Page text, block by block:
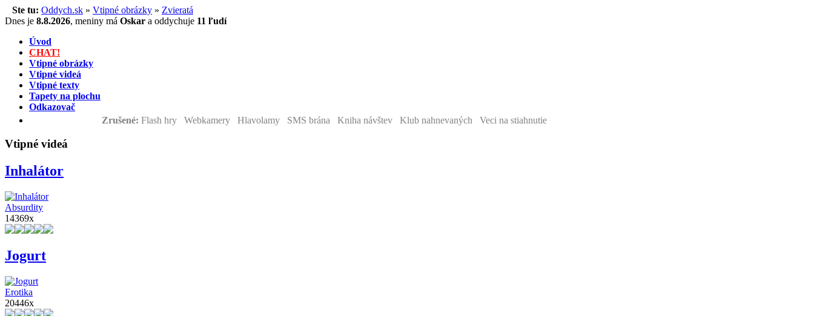
Ste tu: Oddych.sk » Vtipné obrázky » Zvieratá
Dnes je 8.8.2026, meniny má Oskar a oddychuje 11 ľudí
Úvod
CHAT!
Vtipné obrázky
Vtipné videá
Vtipné texty
Tapety na plochu
Odkazovač
Zrušené: Flash hry Webkamery Hlavolamy SMS brána Kniha návštev Klub nahnevaných Veci na stiahnutie
Vtipné videá
Inhalátor
Absurdity
14369x
Jogurt
Erotika
20446x